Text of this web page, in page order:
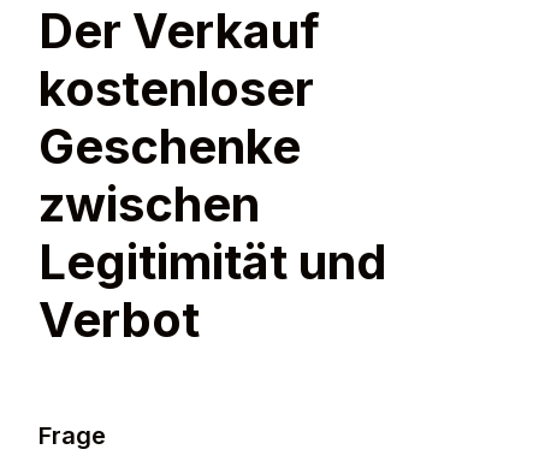
Der Verkauf
kostenloser
Geschenke
zwischen
Legitimität und
Verbot
Frage